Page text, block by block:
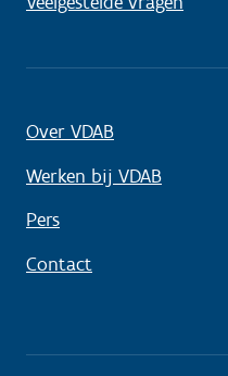
Over VDAB
Werken bij VDAB
Pers
Contact